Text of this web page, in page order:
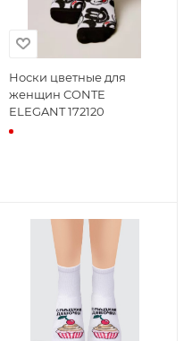
Носки цветные для
женщин CONTE
ELEGANT 172120